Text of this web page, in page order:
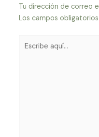
Tu dirección de correo
Los campos
aquí...